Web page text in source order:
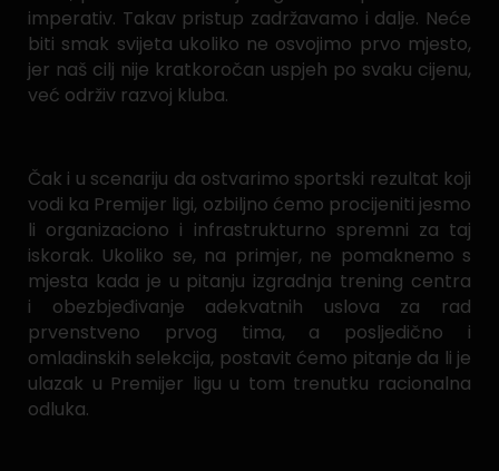
imperativ. Takav pristup zadržavamo i dalje. Neće
biti smak svijeta ukoliko ne osvojimo prvo mjesto,
jer naš cilj nije kratkoročan uspjeh po svaku cijenu,
već održiv razvoj kluba.
Čak i u scenariju da ostvarimo sportski rezultat koji
vodi ka Premijer ligi, ozbiljno ćemo procijeniti jesmo
li organizaciono i infrastrukturno spremni za taj
iskorak. Ukoliko se, na primjer, ne pomaknemo s
mjesta kada je u pitanju izgradnja trening centra
i obezbjeđivanje adekvatnih uslova za rad
prvenstveno prvog tima, a posljedično i
omladinskih selekcija, postavit ćemo pitanje da li je
ulazak u Premijer ligu u tom trenutku racionalna
odluka.